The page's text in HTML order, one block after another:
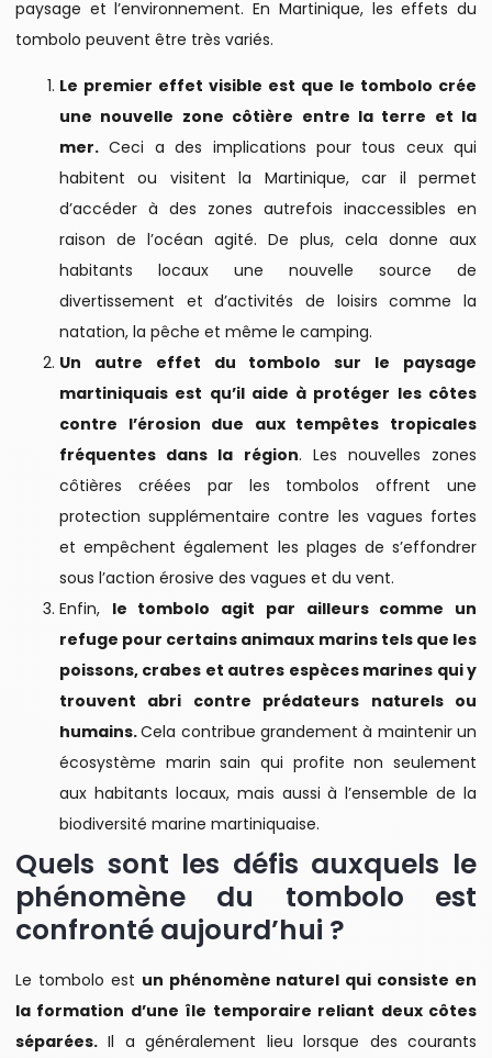
paysage et l’environnement. En Martinique, les effets du
tombolo peuvent être très variés.
Le premier effet visible est que le tombolo crée
une nouvelle zone côtière entre la terre et la
mer. Ceci a des implications pour tous ceux qui
habitent ou visitent la Martinique, car il permet
d’accéder à des zones autrefois inaccessibles en
raison de l’océan agité. De plus, cela donne aux
habitants locaux une nouvelle source de
divertissement et d’activités de loisirs comme la
natation, la pêche et même le camping.
Un autre effet du tombolo sur le paysage
martiniquais est qu’il aide à protéger les côtes
contre l’érosion due aux tempêtes tropicales
fréquentes dans la région. Les nouvelles zones
côtières créées par les tombolos offrent une
protection supplémentaire contre les vagues fortes
et empêchent également les plages de s’effondrer
sous l’action érosive des vagues et du vent.
Enfin, le tombolo agit par ailleurs comme un
refuge pour certains animaux marins tels que les
poissons, crabes et autres espèces marines qui y
trouvent abri contre prédateurs naturels ou
humains.Cela contribue grandement à maintenir un
écosystème marin sain qui profite non seulement
aux habitants locaux, mais aussi à l’ensemble de la
biodiversité marine martiniquaise.
Quels sont les défis auxquels le
phénomène du tombolo est
confronté aujourd’hui ?
Le tombolo est un phénomène naturel qui consiste en
la formation d’une île temporaire reliant deux côtes
séparées. Il a généralement lieu lorsque des courants